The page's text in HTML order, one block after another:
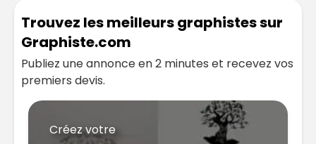
Trouvez les meilleurs graphistes sur
Graphiste.com
Publiez une annonce en 2 minutes et recevez vos
premiers devis.
Créez votre